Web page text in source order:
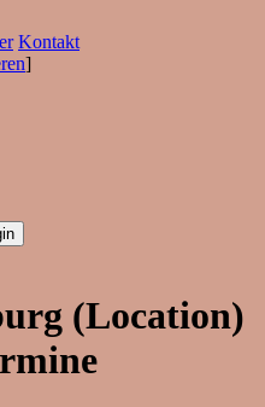
Kontakt
]
(Location)